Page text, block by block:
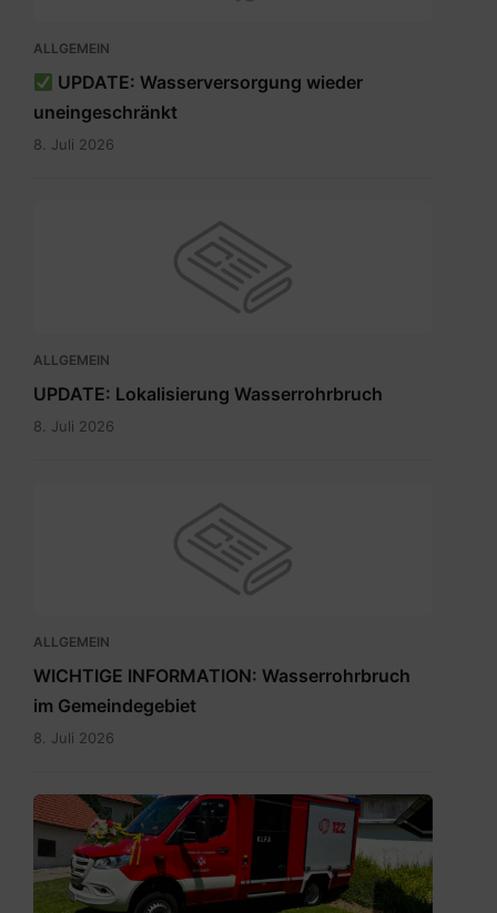
ALLGEMEIN
UPDATE: Wasserversorgung wieder
uneingeschränkt
8. Juli 2026
ALLGEMEIN
UPDATE: Lokalisierung Wasserrohrbruch
8. Juli 2026
ALLGEMEIN
WICHTIGE INFORMATION: Wasserrohrbruch
im Gemeindegebiet
8. Juli 2026
IMG-
20260705-
WA0009.jpg